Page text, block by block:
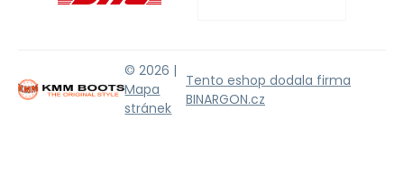
© 2026 |
Mapa
stránek
Tento eshop dodala firma
BINARGON.cz